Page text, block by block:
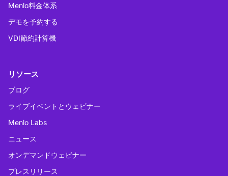
Menlo料金体系
デモを予約する
VDI節約計算機
リソース
ブログ
ライブイベントとウェビナー
Menlo Labs
ニュース
オンデマンドウェビナー
プレスリリース